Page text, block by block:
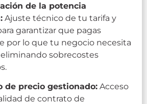
de la potencia
Ajuste técnico de tu tarifa y
garantizar que pagas
por lo que tu negocio necesita
sobrecostes
de precio gestionado: Acceso
de contrato de